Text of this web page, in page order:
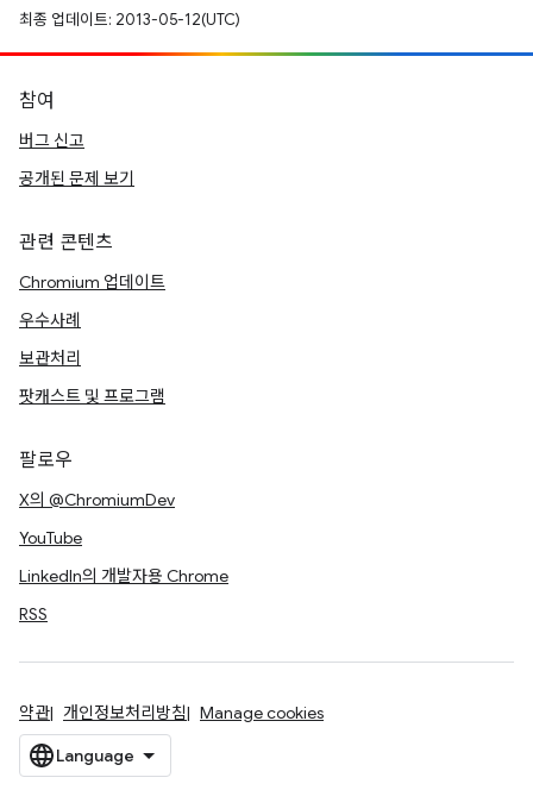
최종 업데이트: 2013-05-12(UTC)
참여
버그 신고
공개된 문제 보기
관련 콘텐츠
Chromium 업데이트
우수사례
보관처리
팟캐스트 및 프로그램
팔로우
X의 @ChromiumDev
YouTube
LinkedIn의 개발자용 Chrome
RSS
약관 개인정보처리방침 Manage cookies